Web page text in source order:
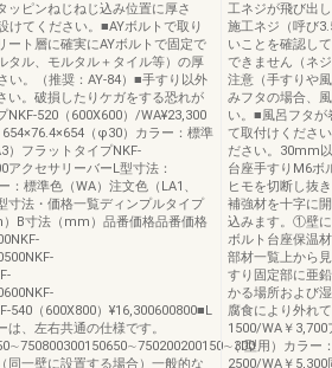
ッピンねじねじ込み位置に厚さ
けてください。■AYボルトで取り
ート層に確実にAYボルトで固定で
タル、モルタル＋タイル等）の厚
い。（推奨：AY-84）■手すり以外
い。破損したりケガをする恐れが
NKF-520（600X600）/WA¥23,300
（φ30）カラー：標準
）フラットタイプNKF-
アクセサリーバーL型寸法：
：標準色（WA）注文色（LA1、
寸法・価格一覧ディンプルタイプ
B寸法（mm）品番価格品番価格
540（600X800）¥16,300600800■L
、左右共通の仕様です。
同一壁に設置する場合）一般的な
工ネジが飛び出
施工ネジ（呼び
いことを確認し
できません（ネ
注意（手すりや
みフタの場合、
い。■風呂フタ
て取付けくださ
ださい。30mm
台座手すりM6ボ
ヒモを切断し抜
補強材を十字に
込みます。①壁
ボルト台座保温
部材一覧上から
すり固定部に亜
かる場所および
腐食により外れ
1500/WA￥
（I型用）カラー
2500/WA￥